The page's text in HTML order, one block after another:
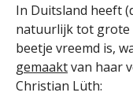
In Duitsland heeft
natuurlijk tot grote
beetje vreemd is,
gemaaktvan haar
Christian Lüth: